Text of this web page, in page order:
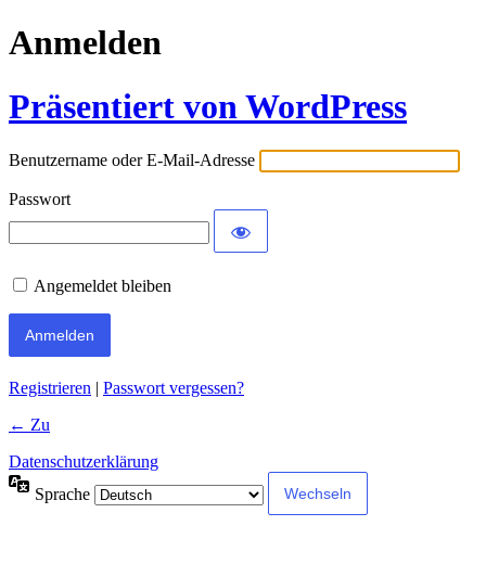
Anmelden
Präsentiert von WordPress
Benutzername oder E-Mail-Adresse
Passwort
Angemeldet bleiben
Registrieren | Passwort vergessen?
← Zu
Datenschutzerklärung
Sprache